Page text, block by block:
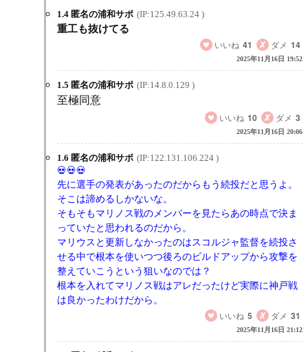
1.4 匿名の浦和サポ (IP:125.49.63.24 )
重工も抜けてる
いいね 41 ダメ 14
2025年11月16日 19:52
1.5 匿名の浦和サポ (IP:14.8.0.129 )
至極同意
いいね 10 ダメ 3
2025年11月16日 20:06
1.6 匿名の浦和サポ (IP:122.131.106.224 )
先に選手の発表があったのだからもう続投だと思うよ。
そこは諦めるしかないな。
そもそもマリノス戦のメンバーを見たらあの時点で決ま
っていたと思われるのだから。
マリウスと更新しなかったのはスコルジャ監督を続投さ
せる中で根本を使いつつ後ろのビルドアップから攻撃を
整えていこうという狙いなのでは？
根本を入れてマリノス戦はアレだったけど実際に神戸戦
は良かったわけだから。
いいね 5 ダメ 31
2025年11月16日 21:12